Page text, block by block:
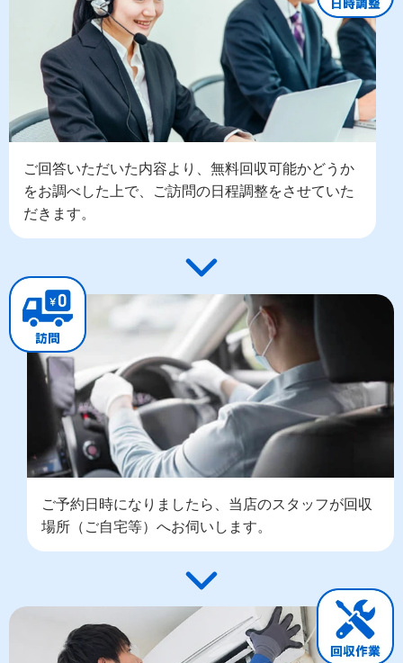
ご回答いただいた内容より、無料回収可能かどうか
をお調べした上で、ご訪問の日程調整をさせていた
だきます。
ご予約日時になりましたら、当店のスタッフが回収
場所（ご自宅等）へお伺いします。